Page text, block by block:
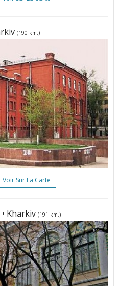
(190 km.)
Voir Sur La Carte
• Kharkiv (191 km.)